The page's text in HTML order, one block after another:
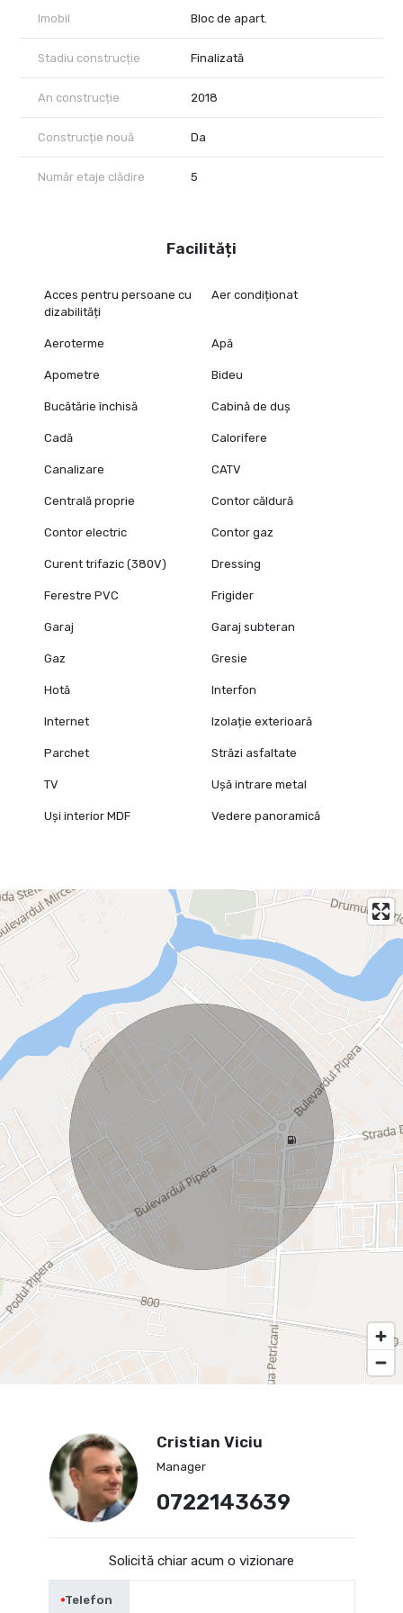
Imobil Bloc de apart.
Stadiu construcție Finalizată
An construcție 2018
Construcție nouă Da
Număr etaje clădire 5
Facilități
Acces pentru persoane cu
dizabilități
Aer condiționat
Aeroterme Apă
Apometre Bideu
Bucătărie închisă Cabină de duș
Cadă Calorifere
Canalizare CATV
Centrală proprie Contor căldură
Contor electric Contor gaz
Curent trifazic (380V) Dressing
Ferestre PVC Frigider
Garaj Garaj subteran
Gaz Gresie
Hotă Interfon
Internet Izolație exterioară
Parchet Străzi asfaltate
TV Ușă intrare metal
Uși interior MDF Vedere panoramică
Cristian Viciu
Manager
0722143639
Solicită chiar acum o vizionare
Telefon